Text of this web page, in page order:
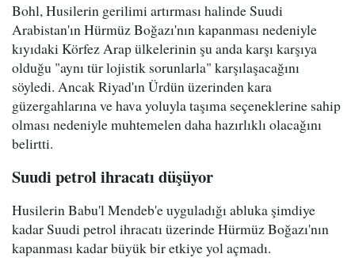
Bohl, Husilerin gerilimi artırması halinde Suudi
Arabistan'ın Hürmüz Boğazı'nın kapanması nedeniyle
kıyıdaki Körfez Arap ülkelerinin şu anda karşı karşıya
olduğu "aynı tür lojistik sorunlarla" karşılaşacağını
söyledi. Ancak Riyad'ın Ürdün üzerinden kara
güzergahlarına ve hava yoluyla taşıma seçeneklerine sahip
olması nedeniyle muhtemelen daha hazırlıklı olacağını
belirtti.
Suudi petrol ihracatı düşüyor
Husilerin Babu'l Mendeb'e uyguladığı abluka şimdiye
kadar Suudi petrol ihracatı üzerinde Hürmüz Boğazı'nın
kapanması kadar büyük bir etkiye yol açmadı.